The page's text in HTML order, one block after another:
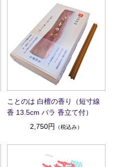
ことのは 白檀の香り（短寸線
香 13.5cm バラ 香立て付）
2,750円
（税込み）